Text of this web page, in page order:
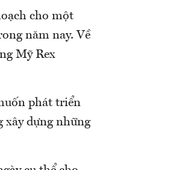
cho một
năm nay. Về
Mỹ Rex
phát triển
xây dựng những